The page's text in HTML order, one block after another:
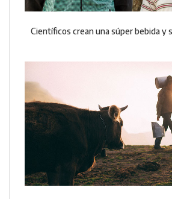
Científicos crean una súper bebida y